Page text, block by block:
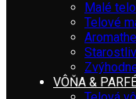
Malé
Telové
VÔŇA &